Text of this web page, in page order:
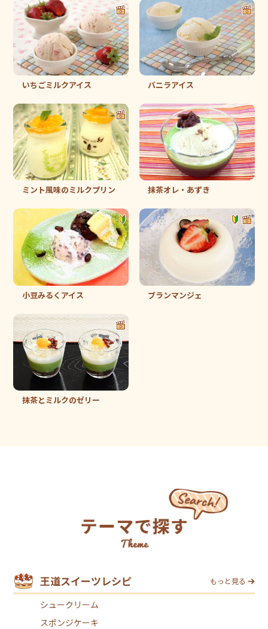
いちごミルクアイス バニラアイス
ミント風味のミルクプリン 抹茶オレ・あずき
小豆みるくアイス ブランマンジェ
抹茶とミルクのゼリー
王道スイーツレシピ もっと見る
シュークリーム
スポンジケーキ